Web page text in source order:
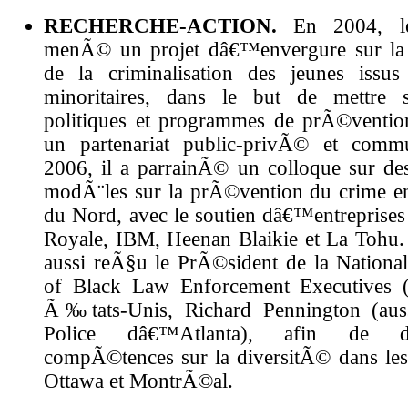
RECHERCHE-ACTION. En 2004,
menÃ© un projet dâ€™envergure sur
de la criminalisation des jeunes issus
minoritaires, dans le but de mettre
politiques et programmes de
un partenariat public-privÃ© et
2006, il a parrainÃ© un colloque sur
modÃ¨les sur la prÃ©vention du crime
du Nord, avec le soutien
Royale, IBM, Heenan Blaikie et La
aussi reÃ§u le PrÃ©sident de la
of Black Law Enforcement Executives
Ã‰tats-Unis, Richard Pennington
Police dâ€™Atlanta), afin de
compÃ©tences sur la diversitÃ© dans
Ottawa et MontrÃ©al.